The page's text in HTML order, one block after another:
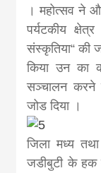
। महोत्सव ने
पर्यटकीय
संस्कृतिया“ की
किया उन का
सञ्चालन करने
जोड दिया ।
जिला मध्य
जडीबुटी के हक